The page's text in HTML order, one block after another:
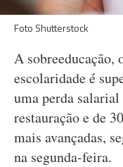
Foto Shutterstock
A sobreeducação,
escolaridade é
uma perda
restauração e de
mais avançadas,
na segunda-feira.